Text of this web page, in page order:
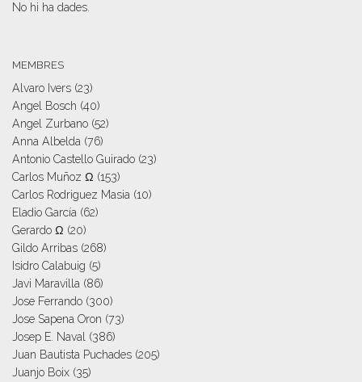
No hi ha dades.
MEMBRES
Alvaro Ivers (23)
Angel Bosch (40)
Angel Zurbano (52)
Anna Albelda (76)
Antonio Castello Guirado (23)
Carlos Muñoz Ω (153)
Carlos Rodriguez Masia (10)
Eladio García (62)
Gerardo Ω (20)
Gildo Arribas (268)
Isidro Calabuig (5)
Javi Maravilla (86)
Jose Ferrando (300)
Jose Sapena Oron (73)
Josep E. Naval (386)
Juan Bautista Puchades (205)
Juanjo Boix (35)